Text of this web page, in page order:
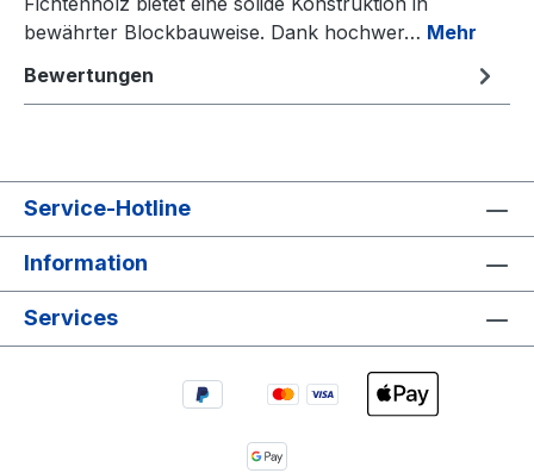
bewährter Blockbauweise. Dank hochwer… Mehr
Bewertungen
Service-Hotline
Information
Services